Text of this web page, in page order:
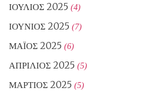
ΙΟΎΛΙΟΣ 2025 (4)
ΙΟΎΝΙΟΣ 2025 (7)
ΜΆΙΟΣ 2025 (6)
ΑΠΡΊΛΙΟΣ 2025 (5)
ΜΆΡΤΙΟΣ 2025 (5)